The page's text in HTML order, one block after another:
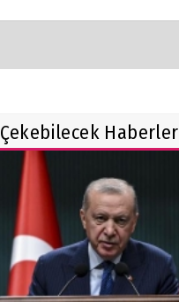
Çekebilecek Haberler